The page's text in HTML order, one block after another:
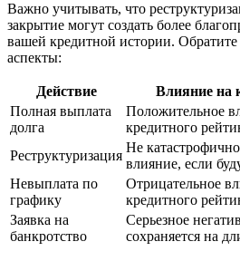
Важно учитывать, что
закрытие могут создать более
вашей кредитной истории.
аспекты:
Действие
Влияние на
Полная выплата
долга
Положительное
кредитного
Реструктуризация
Не
влияние, если
Невыплата по
графику
Отрицательное
кредитного
Заявка на
банкротство
Серьезное
сохраняется на